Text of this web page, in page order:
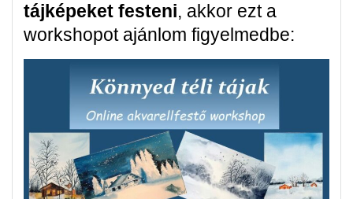
tájképeket festeni, akkor ezt a
workshopot ajánlom figyelmedbe: